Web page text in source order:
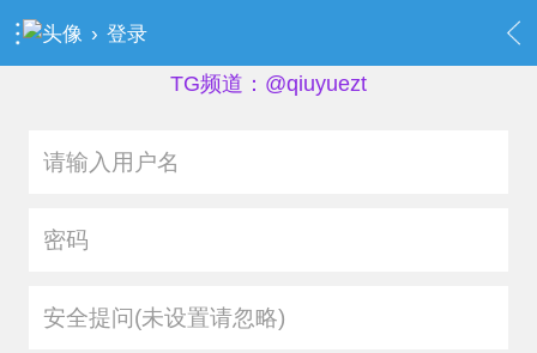
› 登录
TG频道：@qiuyuezt
安全提问(未设置请忽略)